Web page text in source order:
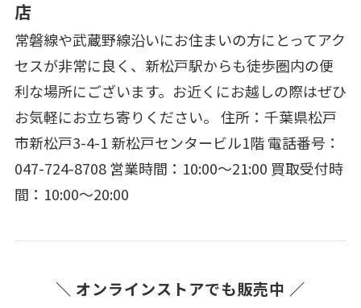
店
常磐線や武蔵野線沿いにお住まいの方にとってアク
セスが非常に良く、新松戸駅からも徒歩圏内の便
利な場所にございます。お近くにお越しの際はぜひ
お気軽にお立ち寄りください。 住所：千葉県松戸
市新松戸3-4-1 新松戸センタービル1階 電話番号：
047-724-8708 営業時間：10:00～21:00 買取受付時
間：10:00～20:00
＼ オンラインストアでも販売中 ／